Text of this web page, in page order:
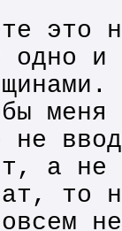
это
одно и
меня
не
а не
то